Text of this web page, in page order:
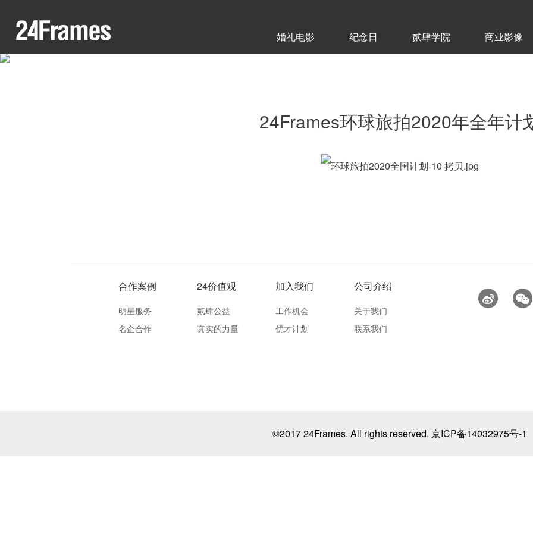
婚礼电影 纪念日 贰肆学院 商业影像
24Frames环球旅拍2020年全年计
合作案例
明星服务
名企合作
24价值观
贰肆公益
真实的力量
加入我们
工作机会
优才计划
公司介绍
关于我们
联系我们
©2017 24Frames. All rights reserved. 京ICP备14032975号-1